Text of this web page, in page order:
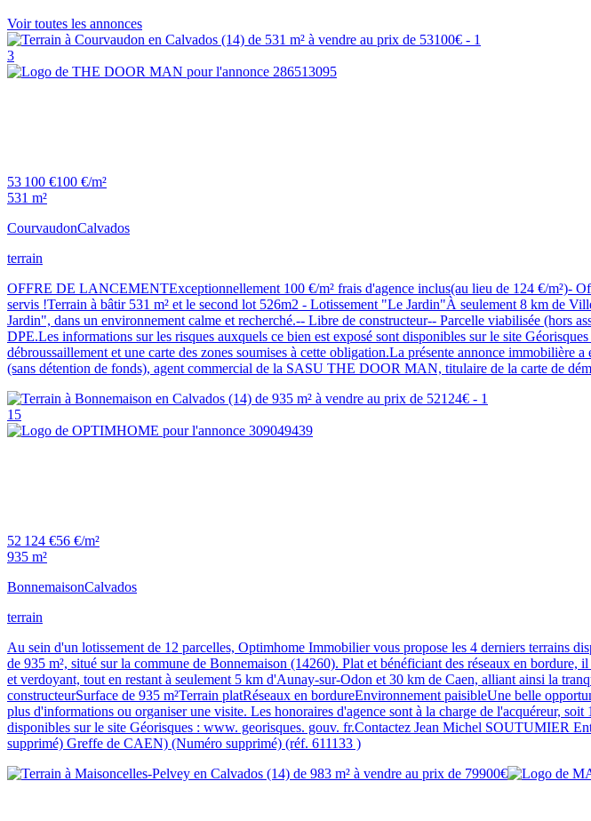
Voir toutes les annonces
3
53 100 €100 €/m²
531 m²
CourvaudonCalvados
terrain
OFFRE DE LANCEMENTExceptionnellement 100 €/m² frais d'agence inclus(au lieu de 124 €/m²)-
servis !Terrain à bâtir 531 m² et le second lot 526m2 - Lotissement "Le Jardin"À seulement 8 km de
Jardin", dans un environnement calme et recherché.-- Libre de constructeur-- Parcelle viabilisée (hors
DPE.Les informations sur les risques auxquels ce bien est exposé sont disponibles sur le site
débroussaillement et une carte des zones soumises à cette obligation.La présente annonce
(sans détention de fonds), agent commercial de la SASU THE DOOR MAN, titulaire de la carte de
15
52 124 €56 €/m²
935 m²
BonnemaisonCalvados
terrain
Au sein d'un lotissement de 12 parcelles, Optimhome Immobilier vous propose les 4 derniers terrains
de 935 m², situé sur la commune de Bonnemaison (14260). Plat et bénéficiant des réseaux en
et verdoyant, tout en restant à seulement 5 km d'Aunay-sur-Odon et 30 km de Caen, alliant ainsi la
constructeurSurface de 935 m²Terrain platRéseaux en bordureEnvironnement paisibleUne belle
plus d'informations ou organiser une visite. Les honoraires d'agence sont à la charge de l'acquéreur,
disponibles sur le site Géorisques : www. georisques. gouv. fr.Contactez Jean Michel SOUTUMIER
supprimé) Greffe de CAEN) (Numéro supprimé) (réf. 611133 )